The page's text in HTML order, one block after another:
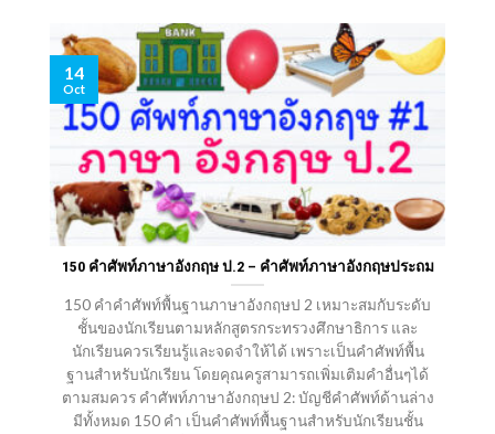
150 คําศัพท์ภาษาอังกฤษ ป.2 – คำศัพท์ภาษาอังกฤษประถม
150 คำคำศัพท์พื้นฐานภาษาอังกฤษป 2 เหมาะสมกับระดับ
ชั้นของนักเรียนตามหลักสูตรกระทรวงศึกษาธิการ และ
นักเรียนควรเรียนรู้และจดจำให้ได้ เพราะเป็นคำศัพท์พื้น
ฐานสำหรับนักเรียน โดยคุณครูสามารถเพิ่มเติมคำอื่นๆได้
ตามสมควร คําศัพท์ภาษาอังกฤษป 2: บัญชีคำศัพท์ด้านล่าง
มีทั้งหมด 150 คำ เป็นคำศัพท์พื้นฐานสำหรับนักเรียนชั้น
14
Oct